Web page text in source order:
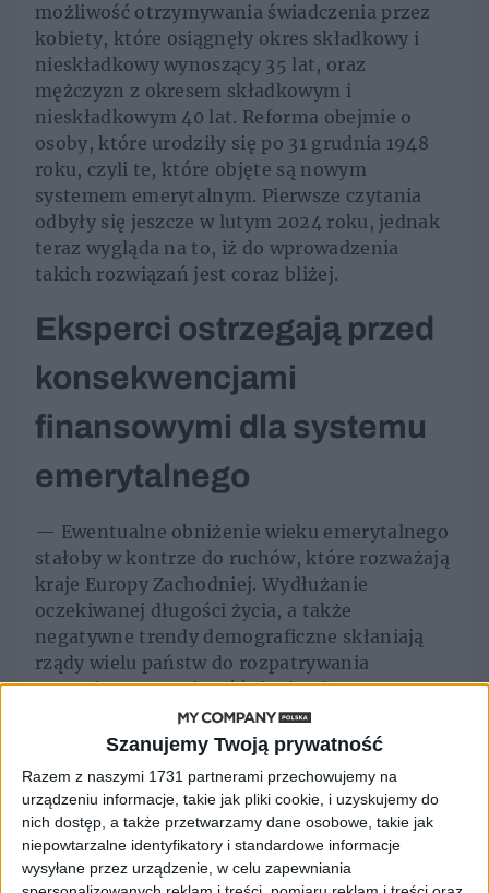
Szanujemy Twoją prywatność
Razem z naszymi 1731 partnerami przechowujemy na
urządzeniu informacje, takie jak pliki cookie, i uzyskujemy do
nich dostęp, a także przetwarzamy dane osobowe, takie jak
niepowtarzalne identyfikatory i standardowe informacje
wysyłane przez urządzenie, w celu zapewniania
możliwość otrzymywania świadczenia przez
kobiety, które osiągnęły okres składkowy i
nieskładkowy wynoszący 35 lat, oraz
mężczyzn z okresem składkowym i
nieskładkowym 40 lat. Reforma obejmie o
osoby, które urodziły się po 31 grudnia 1948
roku, czyli te, które objęte są nowym
systemem emerytalnym. Pierwsze czytania
odbyły się jeszcze w lutym 2024 roku, jednak
teraz wygląda na to, iż do wprowadzenia
takich rozwiązań jest coraz bliżej.
Eksperci ostrzegają przed
konsekwencjami
finansowymi dla systemu
emerytalnego
— Ewentualne obniżenie wieku emerytalnego
stałoby w kontrze do ruchów, które rozważają
kraje Europy Zachodniej. Wydłużanie
oczekiwanej długości życia, a także
negatywne trendy demograficzne skłaniają
rządy wielu państw do rozpatrywania
scenariuszy raczej opóźniania niż
przyspieszania momentu przejścia na
emeryturę — ostrzega Justyna Chmielewska,
dyrektor ds. rekrutacji stałych w Hays Poland.
Ekspertka zwraca uwagę, żeprognozy
demograficzne dla Polski są w skali Europy
szczególnie niekorzystne.